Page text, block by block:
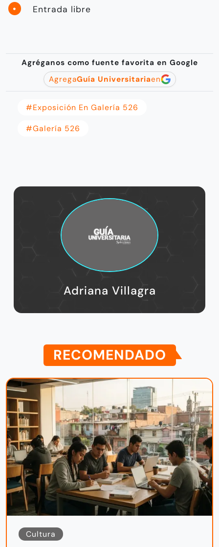
Entrada libre
Agréganos como fuente favorita en Google
AgregaGuía Universitariaen
#Exposición En Galería 526
#Galería 526
Adriana Villagra
RECOMENDADO
Cultura